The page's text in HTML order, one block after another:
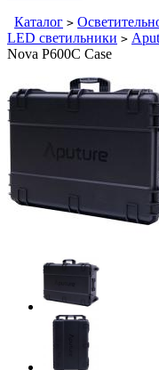
Каталог >
LED светильники >
Nova P600C Case